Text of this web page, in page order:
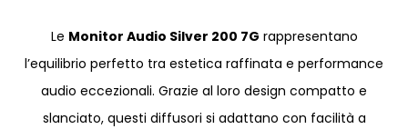
Le Monitor Audio Silver 200 7G rappresentano
l’equilibrio perfetto tra estetica raffinata e performance
audio eccezionali. Grazie al loro design compatto e
slanciato, questi diffusori si adattano con facilità a